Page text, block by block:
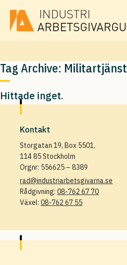
Tag Archive: Militartjänst
Hittade inget.
Kontakt
Storgatan 19, Box 5501,
114 85 Stockholm
Orgnr: 556625 – 8389
rad@industriarbetsgivarna.se
Rådgivning: 08-762 67 70
Växel: 08-762 67 55